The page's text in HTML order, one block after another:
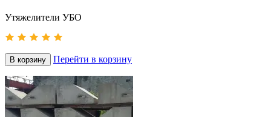
Утяжелители УБО
В корзину Перейти в корзину